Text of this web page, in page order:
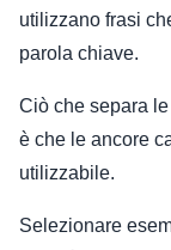
utilizzano frasi
parola chiave.
Ciò che separa
è che le ancore
utilizzabile.
Selezionare